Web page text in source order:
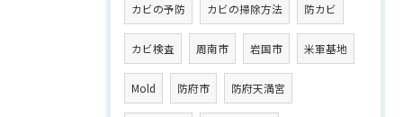
カビの予防 カビの掃除方法 防カビ
カビ検査 周南市 岩国市 米軍基地
Mold 防府市 防府天満宮